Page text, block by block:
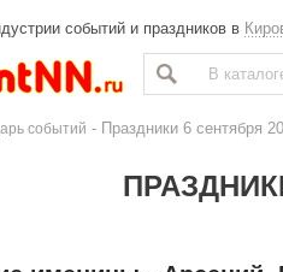
событий и праздников в
событий - Праздники 6 сентября